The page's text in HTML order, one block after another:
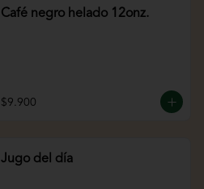
Café negro helado 12onz.
$9.900
Jugo del día